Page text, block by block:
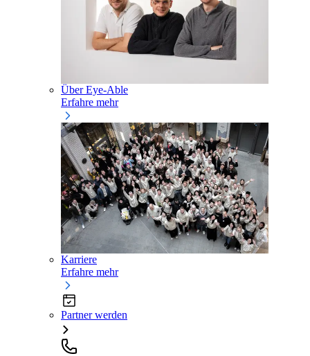
Über Eye-Able
Erfahre mehr
Karriere
Erfahre mehr
Partner werden